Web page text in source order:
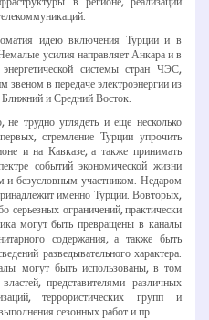
идею включения Турции и в
усилия направляет Анкара и в
системы стран ЧЭС,
в передаче электроэнергии из
и Средний Восток.
не трудно углядеть и еще несколько
стремление Турции упрочить
и на Кавказе, а также принимать
событий экономической жизни
и безусловным участником. Недаром
именно Турции. Во­вторых,
серьезных ограничений, практически
могут быть превращены в каналы
содержания, а также быть
разведывательного характера.
могут быть использованы, в том
представителями различных
террористических групп и
сезонных работ и пр.